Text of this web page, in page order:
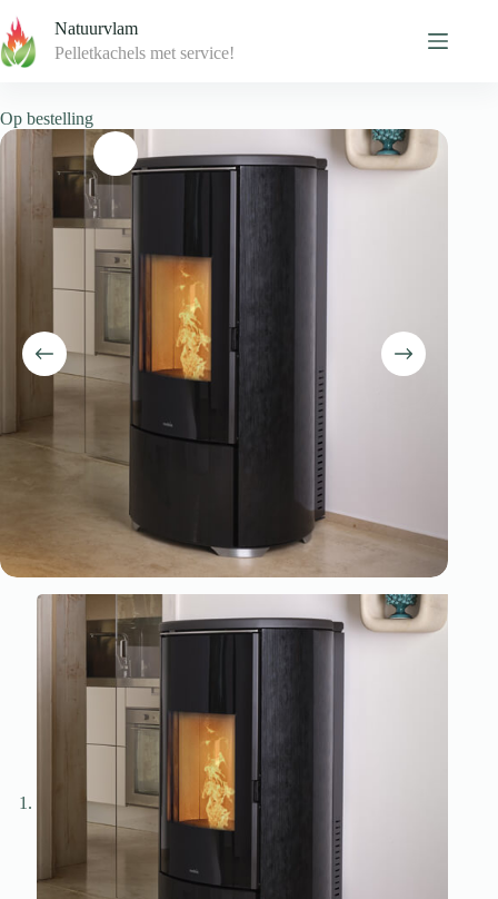
to
content
Natuurvlam
Pelletkachels met service!
Op bestelling